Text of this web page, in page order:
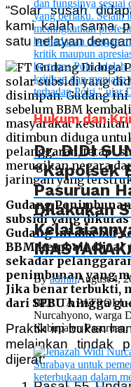
“Solar susah
kami kalah sama
satu nelayan
Gudang
subsidi yang
Gudang ini disebut-
BBM kembali dijual
sekadar
penimbunan yang
Jika benar terbukti,
dari SPBU hingga
Praktik ini bukan
melainkan tindak
dijerat:
Hukum dan
Dr. DIDI
“Kapolsek
Pasuruan
Dilakukan
ByadminAugust 4,
BERITA PATROLI
Nurcahyono, warga
Kabupaten